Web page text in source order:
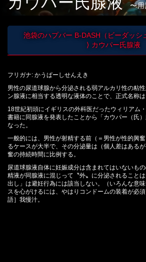
池袋のハプバー B-DASH（ビーダッシ
カウパー氏腺液
フリガナ: かうぱーしせんえき
男性の尿道球腺から分泌される弱アルカリ性の粘
ン腺液に相当する透明な液体のことで、正式名称は
18世紀初頭にイギリスの外科医だったウィリアム
書籍に同腺液を発表したことから「カウパー（氏
なった。
一般的には、男性が射精する前（＝男性が性的興
るケースが大半で、その分泌量は（個人差はある
奮の持続時間に比例する。
尿道球腺液自体に妊娠成分は含まれてはいないも
精液が同腺液に混じって〝外〟に分泌されること
出し」は避妊行為には該当しない。（いろんな意
スを心がけるには、やはりコンドームの装着が必
語］我慢汁。